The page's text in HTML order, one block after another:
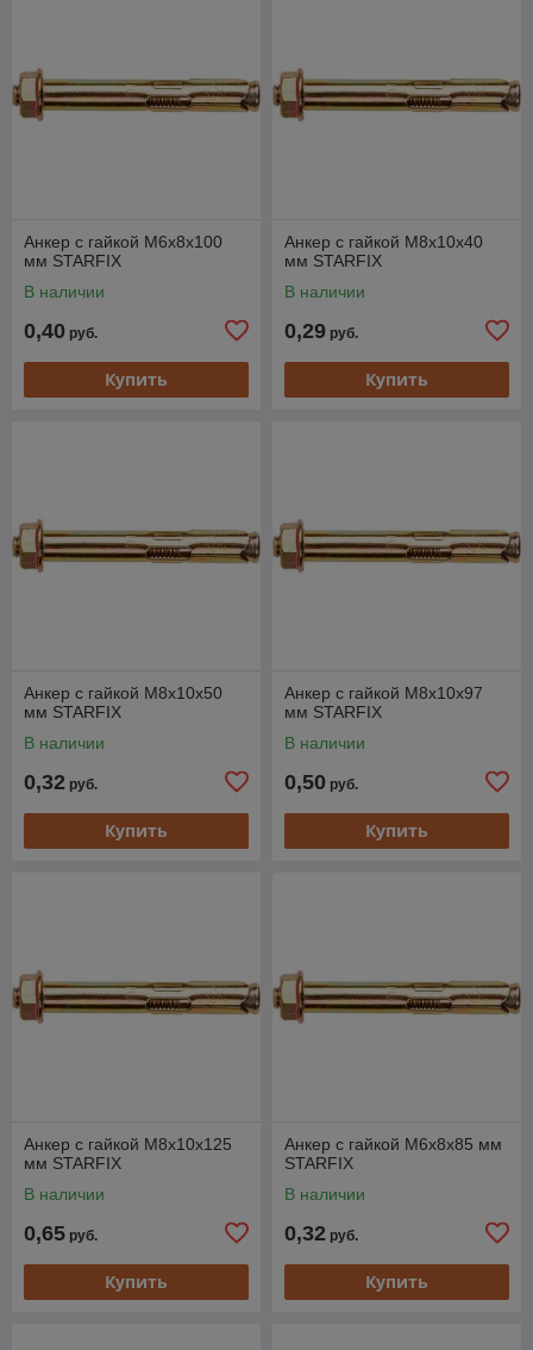
Анкер с гайкой М6х8х100
мм STARFIX
В наличии
0,40 руб.
Купить
Анкер с гайкой М8х10х40
мм STARFIX
В наличии
0,29 руб.
Купить
Анкер с гайкой М8х10х50
мм STARFIX
В наличии
0,32 руб.
Купить
Анкер с гайкой М8х10х97
мм STARFIX
В наличии
0,50 руб.
Купить
Анкер с гайкой М8х10х125
мм STARFIX
В наличии
0,65 руб.
Купить
Анкер с гайкой М6х8х85 мм
STARFIX
В наличии
0,32 руб.
Купить